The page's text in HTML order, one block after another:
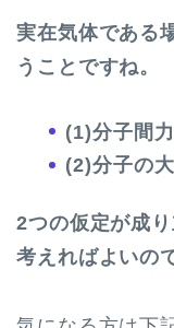
実在気体である
うことですね。
(1)分子間
(2)分子の
2つの仮定が成
考えればよいの